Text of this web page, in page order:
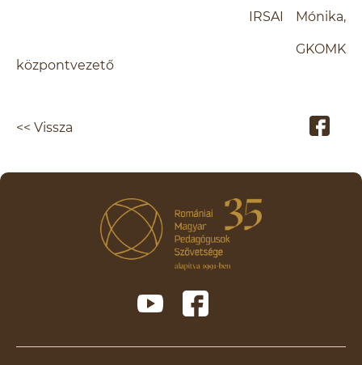
IRSAI Mónika,
GKOMK
központvezető
<< Vissza